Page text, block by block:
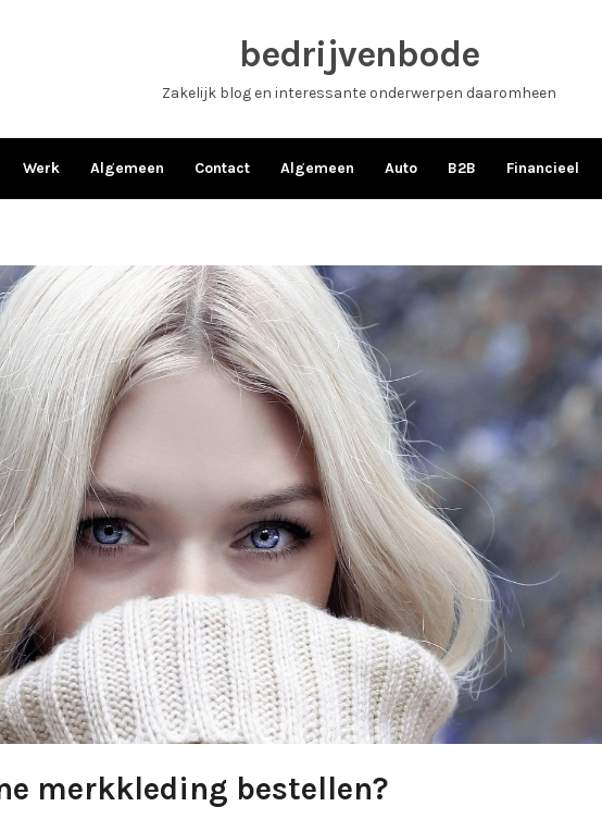
bedrijvenbode
Zakelijk blog en interessante onderwerpen daaromheen
Werk Algemeen Contact Algemeen Auto B2B Financieel
merkkleding bestellen?